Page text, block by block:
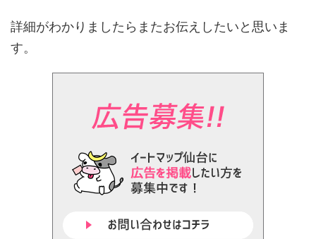
詳細がわかりましたらまたお伝えしたいと思いま
す。